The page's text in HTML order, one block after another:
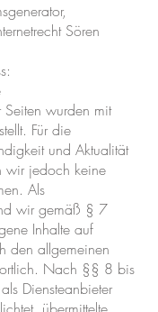
Sören
Seiten wurden mit
Für die
und Aktualität
wir jedoch keine
Als
wir gemäß § 7
Inhalte auf
den allgemeinen
Nach §§ 8 bis
Diensteanbieter